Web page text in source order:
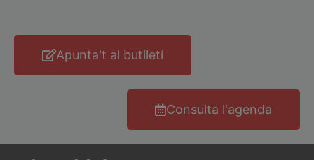
Apunta't al butlletí
Consulta l'agenda